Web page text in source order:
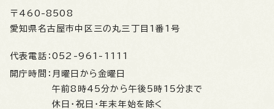
〒460-8508
愛知県名古屋市中区三の丸三丁目1番1号
代表電話： 052-961-1111
開庁時間： 月曜日から金曜日
午前8時45分から午後5時15分まで
休日・祝日・年末年始を除く